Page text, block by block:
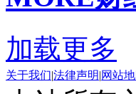
加载更多
关于我们|法律声明|网站